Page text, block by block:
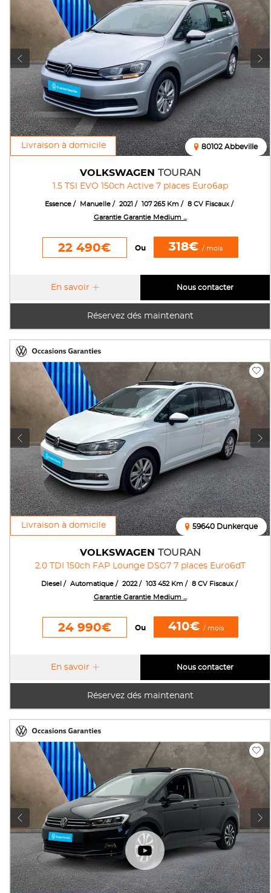
Livraison à domicile
VOLKSWAGEN TOURAN
1.5 TSI EVO 150ch Active 7 places Euro6ap
80102 Abbeville
Essence Manuelle 2021 107 265 Km
8 CV Fiscaux
Garantie Garantie Medium ...
22 490€ Ou 318€ / mois
Réservez dés maintenant
En savoir Nous contacter
Livraison à domicile
VOLKSWAGEN TOURAN
2.0 TDI 150ch FAP Lounge DSG7 7 places Euro6dT
59640 Dunkerque
Diesel Automatique 2022 103 452 Km
8 CV Fiscaux
Garantie Garantie Medium ...
24 990€ Ou 410€ / mois
Réservez dés maintenant
En savoir Nous contacter